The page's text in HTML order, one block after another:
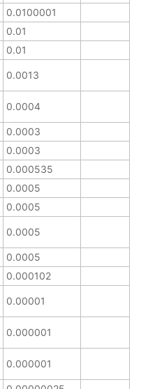
0.0100001
0.01
0.01
0.0013
0.0004
0.0003
0.0003
0.000535
0.0005
0.0005
0.0005
0.0005
0.000102
0.00001
0.000001
0.000001